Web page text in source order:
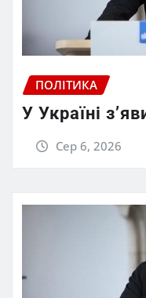
ПОЛІТИКА
У Україні
Сер 6, 2026